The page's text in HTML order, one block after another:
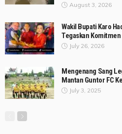
August 3, 2026
Wakil Bupati Karo
Tegaskan
July 26, 2026
Mengenang Sang
Mantan Guntor FC
July 3, 2025